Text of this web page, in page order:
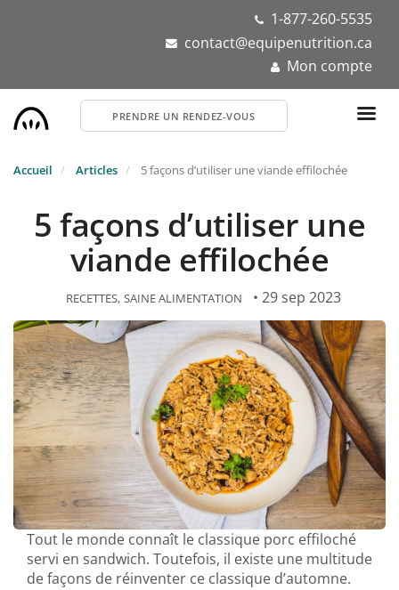
1-877-260-5535
contact@equipenutrition.ca
Mon compte
PRENDRE UN RENDEZ-VOUS
Accueil Articles 5 façons d’utiliser une viande effilochée
5 façons d’utiliser une
viande effilochée
RECETTES SAINE ALIMENTATION • 29 sep 2023
Tout le monde connaît le classique porc effiloché
servi en sandwich. Toutefois, il existe une multitude
de façons de réinventer ce classique d’automne.